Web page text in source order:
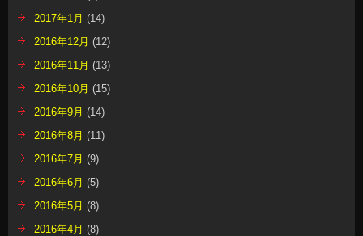
2017年1月 (14)
2016年12月 (12)
2016年11月 (13)
2016年10月 (15)
2016年9月 (14)
2016年8月 (11)
2016年7月 (9)
2016年6月 (5)
2016年5月 (8)
2016年4月 (8)